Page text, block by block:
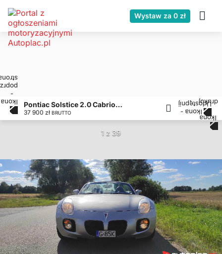
Wystaw za 0 zł
Pontiac Solstice 2.0 Cabrio GXP Roadster I. Cabrio benzyna
37 900 zł BRUTTO
1 z 39